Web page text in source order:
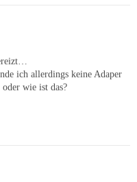
ich allerdings keine Adaper
wie ist das?